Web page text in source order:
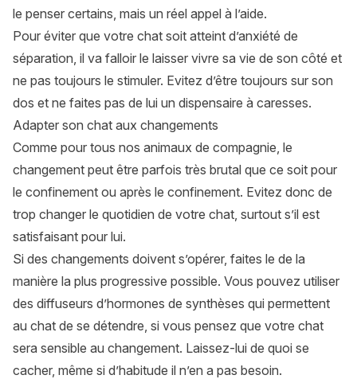
le penser certains, mais un réel appel à l’aide.
Pour éviter que votre chat soit atteint d’anxiété de
séparation, il va falloir le laisser vivre sa vie de son côté et
ne pas toujours le stimuler. Evitez d’être toujours sur son
dos et ne faites pas de lui un dispensaire à caresses.
Adapter son chat aux changements
Comme pour tous nos animaux de compagnie, le
changement peut être parfois très brutal que ce soit pour
le confinement ou après le confinement. Evitez donc de
trop changer le quotidien de votre chat, surtout s’il est
satisfaisant pour lui.
Si des changements doivent s’opérer, faites le de la
manière la plus progressive possible. Vous pouvez utiliser
des diffuseurs d’hormones de synthèses qui permettent
au chat de se détendre, si vous pensez que votre chat
sera sensible au changement. Laissez-lui de quoi se
cacher, même si d’habitude il n’en a pas besoin.